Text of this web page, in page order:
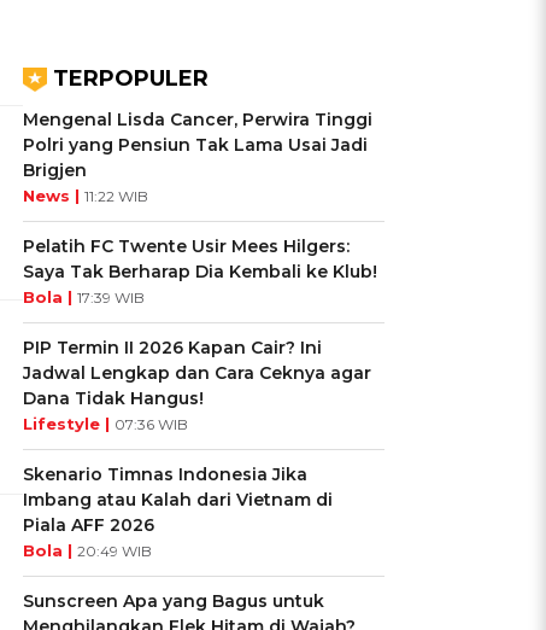
TERPOPULER
Mengenal Lisda Cancer, Perwira Tinggi
Polri yang Pensiun Tak Lama Usai Jadi
Brigjen
News | 11:22 WIB
Pelatih FC Twente Usir Mees Hilgers:
Saya Tak Berharap Dia Kembali ke Klub!
Bola | 17:39 WIB
PIP Termin II 2026 Kapan Cair? Ini
Jadwal Lengkap dan Cara Ceknya agar
Dana Tidak Hangus!
Lifestyle | 07:36 WIB
Skenario Timnas Indonesia Jika
Imbang atau Kalah dari Vietnam di
Piala AFF 2026
Bola | 20:49 WIB
Sunscreen Apa yang Bagus untuk